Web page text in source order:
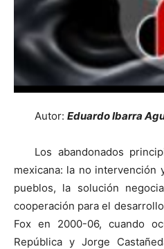
Autor: Eduardo Ibarra
Los abandonados
mexicana: la no intervención
pueblos, la solución
cooperación para el
Fox en 2000-06, cuando
República y Jorge